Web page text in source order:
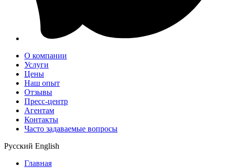
О компании
Услуги
Цены
Наш опыт
Отзывы
Пресс-центр
Агентам
Контакты
Часто задаваемые вопросы
Русский English
Главная